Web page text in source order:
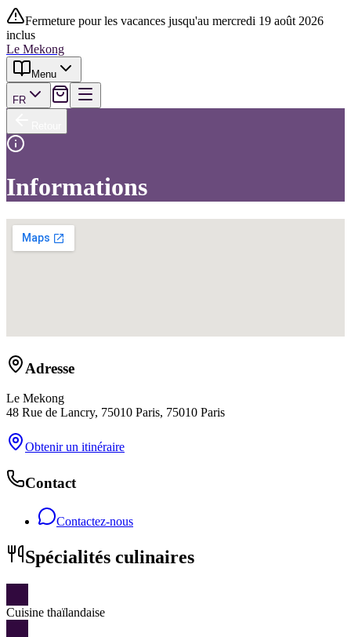
Fermeture pour les vacances jusqu'au mercredi 19 août 2026
inclus
Le Mekong
Menu
FR
Informations
Adresse
Le Mekong
48 Rue de Lancry, 75010 Paris, 75010 Paris
Obtenir un itinéraire
Contact
Contactez-nous
Spécialités culinaires
Cuisine thaïlandaise